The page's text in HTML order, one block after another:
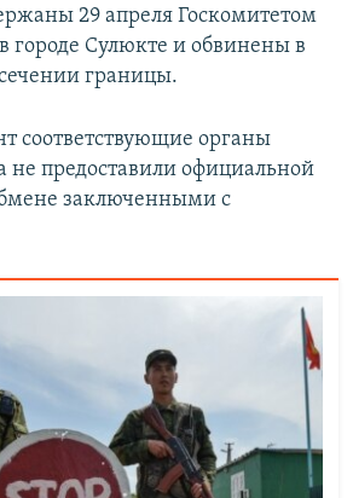
29 апреля Госкомитетом
городе Сулюкте и обвинены в
границы.
соответствующие органы
не предоставили официальной
заключенными с